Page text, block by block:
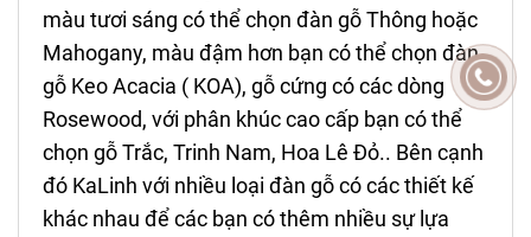
màu tươi sáng có thể chọn đàn gỗ Thông hoặc
Mahogany, màu đậm hơn bạn có thể chọn đàn
gỗ Keo Acacia ( KOA), gỗ cứng có các dòng
Rosewood, với phân khúc cao cấp bạn có thể
chọn gỗ Trắc, Trinh Nam, Hoa Lê Đỏ.. Bên cạnh
đó KaLinh với nhiều loại đàn gỗ có các thiết kế
khác nhau để các bạn có thêm nhiều sự lựa